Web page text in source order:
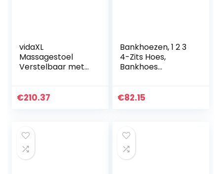
vidaXL
Massagestoel
Verstelbaar met
Stoel Zitstoel Zetel
€210.37
Bankhoezen, 1 2 3
4-Zits Hoes,
Bankhoes
Stretchstof voor
€82.15